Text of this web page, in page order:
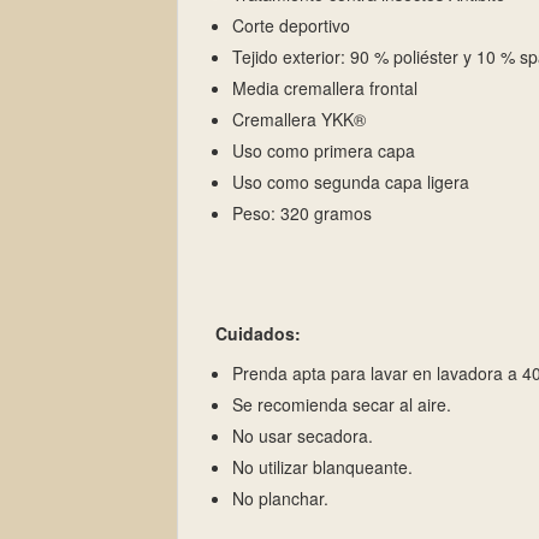
Corte deportivo
Tejido exterior: 90 % poliéster y 10 %
Media cremallera frontal
Cremallera YKK®
Uso como primera capa
Uso como segunda capa ligera
Peso: 320 gramos
Cuidados:
Prenda apta para lavar en lavadora a
Se recomienda secar al aire.
No usar secadora.
No utilizar blanqueante.
No planchar.